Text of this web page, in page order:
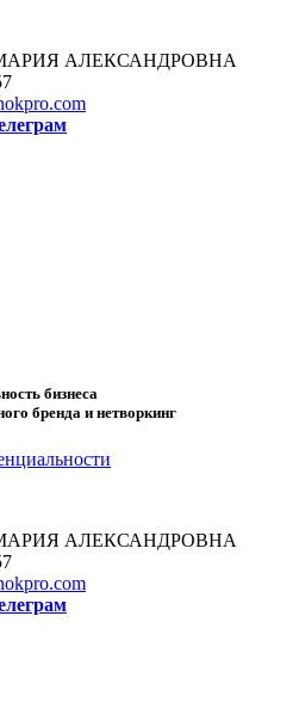
АЛЕКСАНДРОВНА
бизнеса
бренда и нетворкинг
АЛЕКСАНДРОВНА